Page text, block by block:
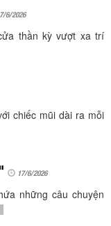
6/2026
thần kỳ vượt xa trí
chiếc mũi dài ra mỗi
17/6/2026
những câu chuyện